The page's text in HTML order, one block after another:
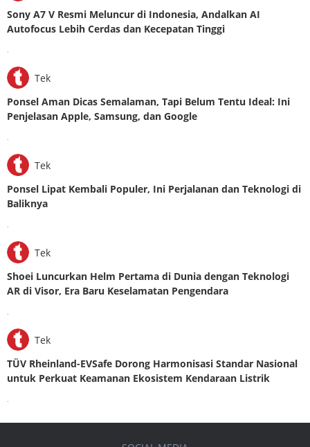
Sony A7 V Resmi Meluncur di Indonesia, Andalkan AI
Autofocus Lebih Cerdas dan Kecepatan Tinggi
.
Tek
Ponsel Aman Dicas Semalaman, Tapi Belum Tentu Ideal: Ini
Penjelasan Apple, Samsung, dan Google
.
Tek
Ponsel Lipat Kembali Populer, Ini Perjalanan dan Teknologi di
Baliknya
.
Tek
Shoei Luncurkan Helm Pertama di Dunia dengan Teknologi
AR di Visor, Era Baru Keselamatan Pengendara
.
Tek
TÜV Rheinland-EVSafe Dorong Harmonisasi Standar Nasional
untuk Perkuat Keamanan Ekosistem Kendaraan Listrik
.